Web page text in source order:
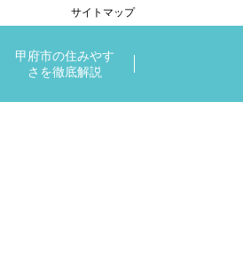
サイトマップ
甲府市の住みやす
さを徹底解説